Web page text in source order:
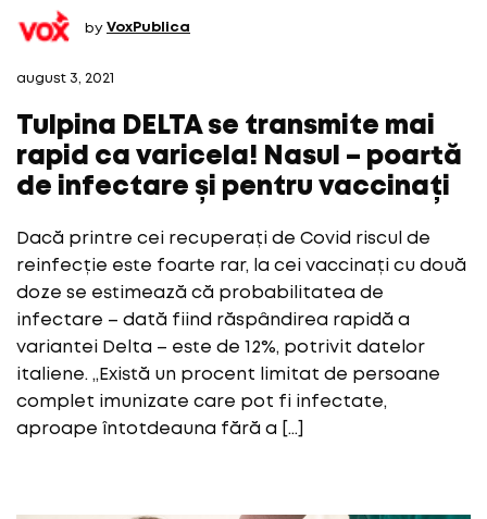
by VoxPublica
august 3, 2021
Tulpina DELTA se transmite mai
rapid ca varicela! Nasul – poartă
de infectare și pentru vaccinați
Dacă printre cei recuperați de Covid riscul de
reinfecție este foarte rar, la cei vaccinați cu două
doze se estimează că probabilitatea de
infectare – dată fiind răspândirea rapidă a
variantei Delta – este de 12%, potrivit datelor
italiene. „Există un procent limitat de persoane
complet imunizate care pot fi infectate,
aproape întotdeauna fără a […]